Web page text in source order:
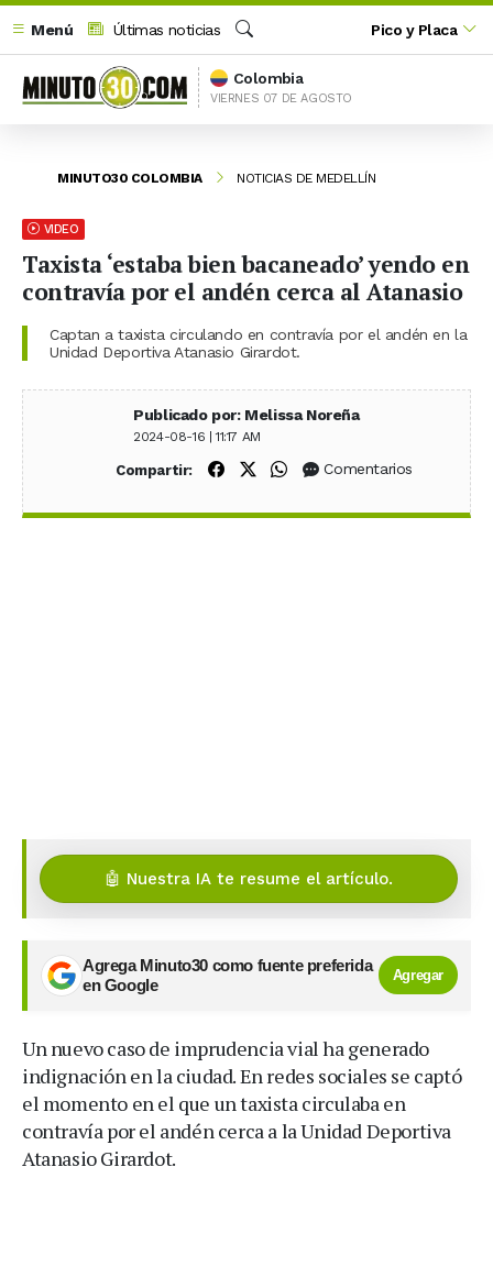
Menú
Últimas noticias
Buscar
Pico y Placa
Colombia
VIERNES 07 DE AGOSTO
MINUTO30 COLOMBIA NOTICIAS DE MEDELLÍN
VIDEO
Taxista ‘estaba bien bacaneado’ yendo en
contravía por el andén cerca al Atanasio
Captan a taxista circulando en contravía por el andén en la
Unidad Deportiva Atanasio Girardot.
Publicado por: Melissa Noreña
2024-08-16 | 11:17 AM
Compartir: Compartir en Facebook
Compartir en X (Twitter)
Compartir en WhatsApp
Comentarios
🤖 Nuestra IA te resume el artículo.
Agrega Minuto30 como fuente preferida
en Google
Agregar
Un nuevo caso de imprudencia vial ha generado
indignación en la ciudad. En redes sociales se captó
el momento en el que un taxista circulaba en
contravía por el andén cerca a la Unidad Deportiva
Atanasio Girardot.